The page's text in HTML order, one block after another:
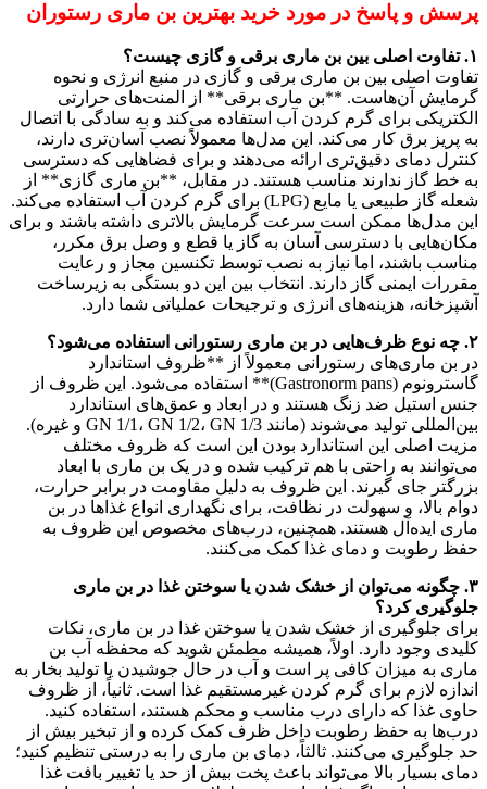
پرسش و پاسخ در مورد خرید بهترین بن ماری رستوران
۱. تفاوت اصلی بین بن ماری برقی و گازی چیست؟
تفاوت اصلی بین بن ماری برقی و گازی در منبع انرژی و نحوه
گرمایش آن‌هاست. **بن ماری برقی** از المنت‌های حرارتی
الکتریکی برای گرم کردن آب استفاده می‌کند و به سادگی با اتصال
به پریز برق کار می‌کند. این مدل‌ها معمولاً نصب آسان‌تری دارند،
کنترل دمای دقیق‌تری ارائه می‌دهند و برای فضاهایی که دسترسی
به خط گاز ندارند مناسب هستند. در مقابل، **بن ماری گازی** از
شعله گاز طبیعی یا مایع (LPG) برای گرم کردن آب استفاده می‌کند.
این مدل‌ها ممکن است سرعت گرمایش بالاتری داشته باشند و برای
مکان‌هایی با دسترسی آسان به گاز یا قطع و وصل برق مکرر،
مناسب باشند، اما نیاز به نصب توسط تکنسین مجاز و رعایت
مقررات ایمنی گاز دارند. انتخاب بین این دو بستگی به زیرساخت
آشپزخانه، هزینه‌های انرژی و ترجیحات عملیاتی شما دارد.
۲. چه نوع ظرف‌هایی در بن ماری رستورانی استفاده می‌شود؟
در بن ماری‌های رستورانی معمولاً از **ظروف استاندارد
گاسترونوم (Gastronorm pans)** استفاده می‌شود. این ظروف از
جنس استیل ضد زنگ هستند و در ابعاد و عمق‌های استاندارد
بین‌المللی تولید می‌شوند (مانند GN 1/1، GN 1/2، GN 1/3 و غیره).
مزیت اصلی این استاندارد بودن این است که ظروف مختلف
می‌توانند به راحتی با هم ترکیب شده و در یک بن ماری با ابعاد
بزرگتر جای گیرند. این ظروف به دلیل مقاومت در برابر حرارت،
دوام بالا، و سهولت در نظافت، برای نگهداری انواع غذاها در بن
ماری ایده‌آل هستند. همچنین، درب‌های مخصوص این ظروف به
حفظ رطوبت و دمای غذا کمک می‌کنند.
۳. چگونه می‌توان از خشک شدن یا سوختن غذا در بن ماری
جلوگیری کرد؟
برای جلوگیری از خشک شدن یا سوختن غذا در بن ماری، نکات
کلیدی وجود دارد. اولاً، همیشه مطمئن شوید که محفظه آب بن
ماری به میزان کافی پر است و آب در حال جوشیدن یا تولید بخار به
اندازه لازم برای گرم کردن غیرمستقیم غذا است. ثانیاً، از ظروف
حاوی غذا که دارای درب مناسب و محکم هستند، استفاده کنید.
درب‌ها به حفظ رطوبت داخل ظرف کمک کرده و از تبخیر بیش از
حد جلوگیری می‌کنند. ثالثاً، دمای بن ماری را به درستی تنظیم کنید؛
دمای بسیار بالا می‌تواند باعث پخت بیش از حد یا تغییر بافت غذا